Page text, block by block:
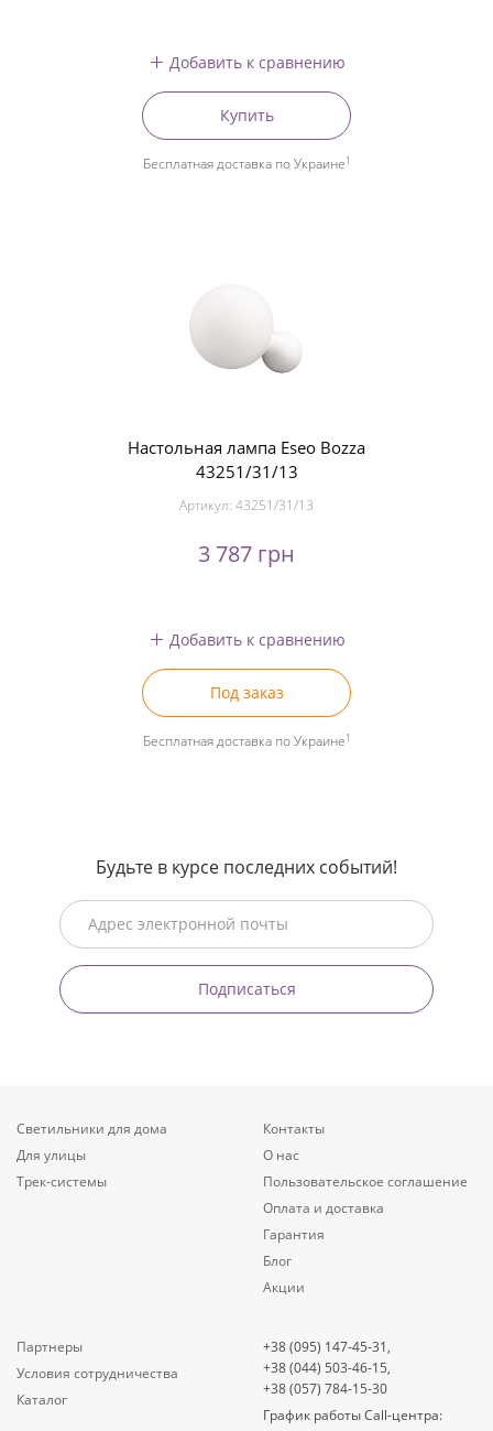
Добавить к сравнению
Купить
Бесплатная доставка по Украине1
Настольная лампа Eseo Bozza
43251/31/13
Артикул: 43251/31/13
3 787 грн
Добавить к сравнению
Под заказ
Бесплатная доставка по Украине1
Будьте в курсе последних событий!
Подписаться
Светильники для дома
Для улицы
Трек-системы
Контакты
О нас
Пользовательское соглашение
Оплата и доставка
Гарантия
Блог
Акции
Партнеры
Условия сотрудничества
Каталог
+38 (095) 147-45-31,
+38 (044) 503-46-15,
+38 (057) 784-15-30
График работы Call-центра: